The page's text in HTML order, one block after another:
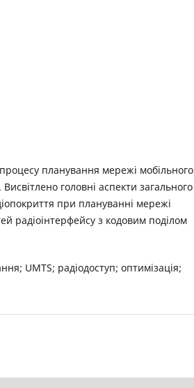
планування мережі мобільного
Висвітлено головні аспекти загального
при плануванні мережі
радіоінтерфейсу з кодовим поділом
UMTS; радіодоступ; оптимізація;